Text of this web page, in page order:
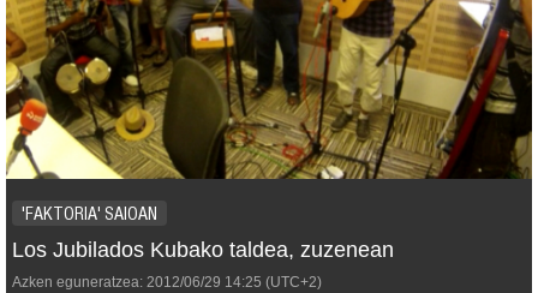
'FAKTORIA' SAIOAN
Los Jubilados Kubako taldea, zuzenean
Azken eguneratzea: 2012/06/29 14:25 (UTC+2)